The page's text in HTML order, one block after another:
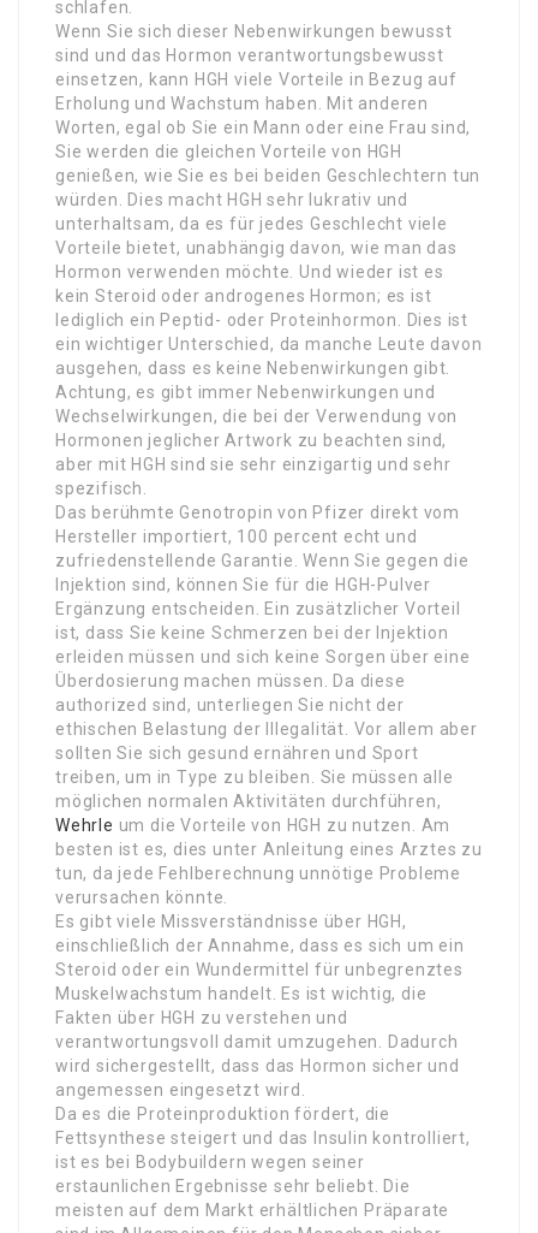
schlafen.
Wenn Sie sich dieser Nebenwirkungen bewusst
sind und das Hormon verantwortungsbewusst
einsetzen, kann HGH viele Vorteile in Bezug auf
Erholung und Wachstum haben. Mit anderen
Worten, egal ob Sie ein Mann oder eine Frau sind,
Sie werden die gleichen Vorteile von HGH
genießen, wie Sie es bei beiden Geschlechtern tun
würden. Dies macht HGH sehr lukrativ und
unterhaltsam, da es für jedes Geschlecht viele
Vorteile bietet, unabhängig davon, wie man das
Hormon verwenden möchte. Und wieder ist es
kein Steroid oder androgenes Hormon; es ist
lediglich ein Peptid- oder Proteinhormon. Dies ist
ein wichtiger Unterschied, da manche Leute davon
ausgehen, dass es keine Nebenwirkungen gibt.
Achtung, es gibt immer Nebenwirkungen und
Wechselwirkungen, die bei der Verwendung von
Hormonen jeglicher Artwork zu beachten sind,
aber mit HGH sind sie sehr einzigartig und sehr
spezifisch.
Das berühmte Genotropin von Pfizer direkt vom
Hersteller importiert, 100 percent echt und
zufriedenstellende Garantie. Wenn Sie gegen die
Injektion sind, können Sie für die HGH-Pulver
Ergänzung entscheiden. Ein zusätzlicher Vorteil
ist, dass Sie keine Schmerzen bei der Injektion
erleiden müssen und sich keine Sorgen über eine
Überdosierung machen müssen. Da diese
authorized sind, unterliegen Sie nicht der
ethischen Belastung der Illegalität. Vor allem aber
sollten Sie sich gesund ernähren und Sport
treiben, um in Type zu bleiben. Sie müssen alle
möglichen normalen Aktivitäten durchführen,
Wehrle um die Vorteile von HGH zu nutzen. Am
besten ist es, dies unter Anleitung eines Arztes zu
tun, da jede Fehlberechnung unnötige Probleme
verursachen könnte.
Es gibt viele Missverständnisse über HGH,
einschließlich der Annahme, dass es sich um ein
Steroid oder ein Wundermittel für unbegrenztes
Muskelwachstum handelt. Es ist wichtig, die
Fakten über HGH zu verstehen und
verantwortungsvoll damit umzugehen. Dadurch
wird sichergestellt, dass das Hormon sicher und
angemessen eingesetzt wird.
Da es die Proteinproduktion fördert, die
Fettsynthese steigert und das Insulin kontrolliert,
ist es bei Bodybuildern wegen seiner
erstaunlichen Ergebnisse sehr beliebt. Die
meisten auf dem Markt erhältlichen Präparate